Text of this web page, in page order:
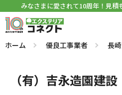
みなさまに愛されて10周年！見積
ホーム 優良工事業者 長
（有）吉永造園建設